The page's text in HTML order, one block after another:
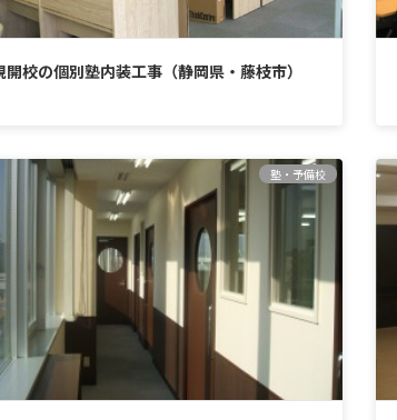
開校の個別塾内装工事（静岡県・藤枝市）
塾・予備校